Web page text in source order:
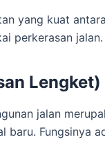
yang kuat
perkerasan jalan.
Lengket)
jalan
baru. Fungsinya